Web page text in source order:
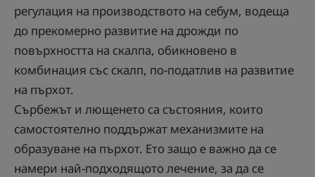
регулация на производството на себум, водеща
до прекомерно развитие на дрожди по
повърхността на скалпа, обикновено в
комбинация със скалп, по-податлив на развитие
на пърхот.
Сърбежът и лющенето са състояния, които
самостоятелно поддържат механизмите на
образуване на пърхот. Ето защо е важно да се
намери най-подходящото лечение, за да се